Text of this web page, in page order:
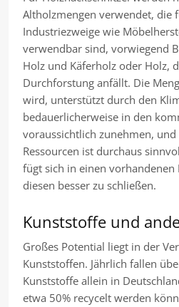
Altholzmengen verwendet, die
Industriezweige wie
verwendbar sind, vorwiegend
Holz und Käferholz oder Holz,
Durchforstung anfällt. Die
wird, unterstützt durch den
bedauerlicherweise in den
voraussichtlich zunehmen,
Ressourcen ist durchaus
fügt sich in einen
diesen besser zu schließen.
Kunststoffe und
Großes Potential liegt in der
Kunststoffen. Jährlich fallen
Kunststoffe allein in
etwa 50% recycelt werden